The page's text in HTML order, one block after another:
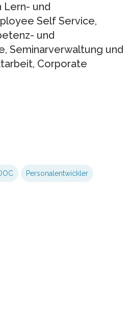
Lern- und
Self Service,
und
Seminarverwaltung und
Corporate
Personalentwickler